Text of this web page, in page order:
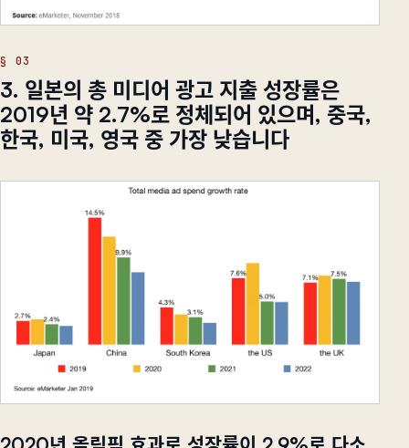
3. 일본의 총 미디어 광고 지출 성장률은
2019년 약 2.7%로 정체되어 있으며, 중국,
한국, 미국, 영국 중 가장 낮습니다